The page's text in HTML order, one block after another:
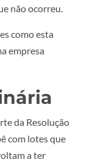
não ocorreu.
como esta
empresa
da Resolução
com lotes que
a ter